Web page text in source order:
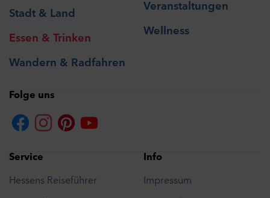
Stadt & Land
Essen & Trinken
Wandern & Radfahren
Veranstaltungen
Wellness
Service
Hessens Reiseführer
Info
Impressum
Folge uns